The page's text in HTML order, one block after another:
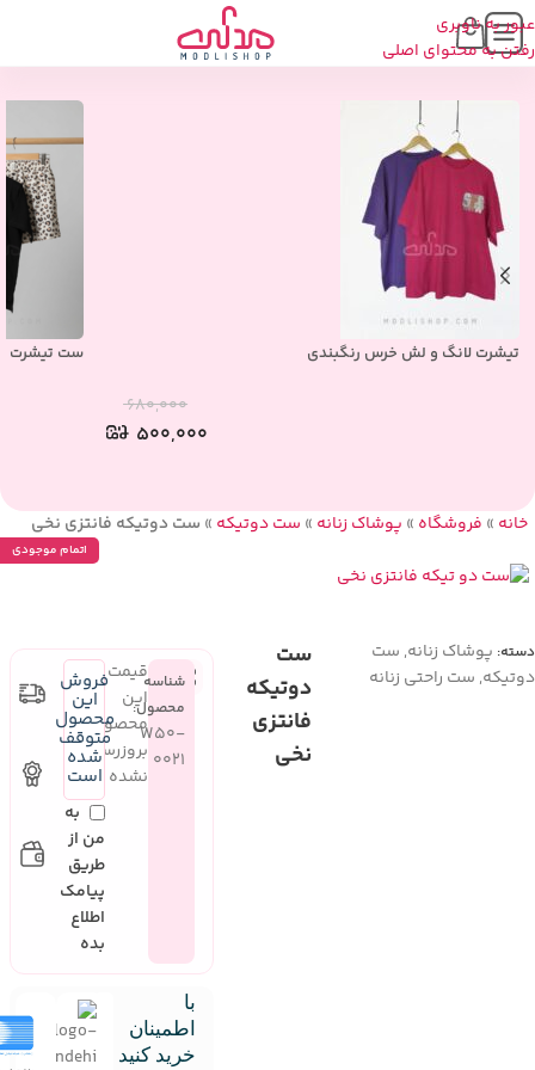
عبور به ناوبری
رفتن به محتوای اصلی
محصولات مشابه
تیشرت لانگ و لش خرس رنگبندی
۶۸۰,۰۰۰
۵۰۰,۰۰۰
ست تیشرت و
خانه » فروشگاه » پوشاک زنانه » ست دوتیکه » ست دوتیکه فانتزی نخی
اتمام موجودی
دسته: پوشاک زنانه, ست
دوتیکه, ست راحتی زنانه
ست
دوتیکه
فانتزی
نخی
شناسه
محصول:
W50-
0021
قیمت
این
محصول
بروزرسانی
نشده
فروش
این
محصول
متوقف
شده
است
به
من از
طریق
پیامک
اطلاع
بده
با
اطمینان
خرید کنید